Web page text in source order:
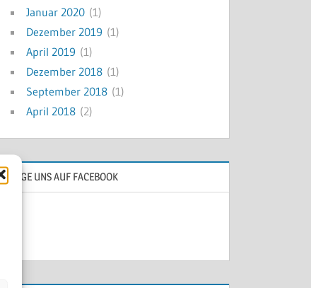
Januar 2020 (1)
Dezember 2019 (1)
April 2019 (1)
Dezember 2018 (1)
September 2018 (1)
April 2018 (2)
FOLGE UNS AUF FACEBOOK